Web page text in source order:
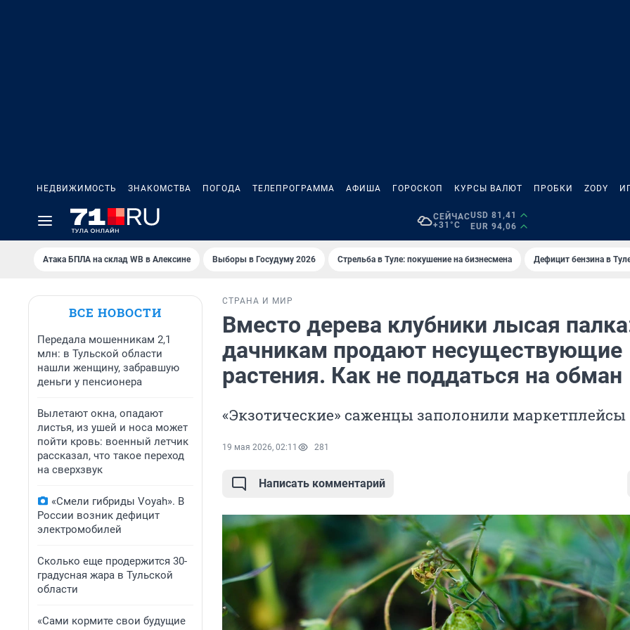
НЕДВИЖИМОСТЬ ЗНАКОМСТВА ПОГОДА ТЕЛЕПРОГРАММА АФИША ГОРОСКОП КУРСЫ ВАЛЮТ ПРОБКИ ZODY
СЕЙЧАС
+31°C
USD 81,41
EUR 94,06
Атака БПЛА на склад WB в Алексине Выборы в Госудуму 2026 Стрельба в Туле: покушение на бизнесмена Дефицит бензина в
ВСЕ НОВОСТИ
Передала мошенникам 2,1
млн: в Тульской области
нашли женщину, забравшую
деньги у пенсионера
Вылетают окна, опадают
листья, из ушей и носа может
пойти кровь: военный летчик
рассказал, что такое переход
на сверхзвук
«Смели гибриды Voyah». В
России возник дефицит
электромобилей
Сколько еще продержится 30-
градусная жара в Тульской
области
«Сами кормите свои будущие
СТРАНА И МИР
Вместо дерева клубники лысая
дачникам продают несуществующие
растения. Как не поддаться на обман
«Экзотические» саженцы заполонили маркетплейсы
19 мая 2026, 02:11 281
Написать комментарий